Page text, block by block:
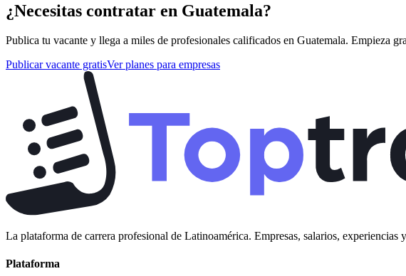
¿Necesitas contratar en Guatemala?
Publica tu vacante y llega a miles de profesionales calificados en Guatemala. Empieza
Publicar vacante gratisVer planes para empresas
La plataforma de carrera profesional de Latinoamérica. Empresas, salarios, experiencias
Plataforma